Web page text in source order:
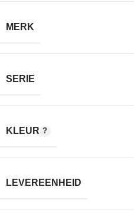
MERK
SERIE
KLEUR
LEVEREENHEID